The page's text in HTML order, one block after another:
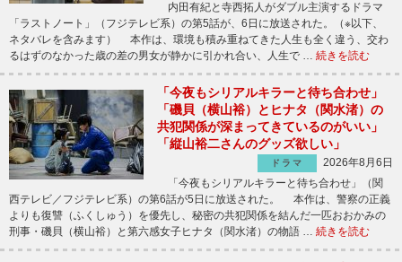
内田有紀と寺西拓人がダブル主演するドラマ
「ラストノート」（フジテレビ系）の第5話が、6日に放送された。（※以下、
ネタバレを含みます） 本作は、環境も積み重ねてきた人生も全く違う、交わ
るはずのなかった歳の差の男女が静かに引かれ合い、人生で … 続きを読む
「今夜もシリアルキラーと待ち合わせ」
「磯貝（横山裕）とヒナタ（関水渚）の
共犯関係が深まってきているのがいい」
「縦山裕二さんのグッズ欲しい」
ドラマ
2026年8月6日
「今夜もシリアルキラーと待ち合わせ」（関
西テレビ／フジテレビ系）の第6話が5日に放送された。 本作は、警察の正義
よりも復讐（ふくしゅう）を優先し、秘密の共犯関係を結んだ一匹おおかみの
刑事・磯貝（横山裕）と第六感女子ヒナタ（関水渚）の物語 … 続きを読む